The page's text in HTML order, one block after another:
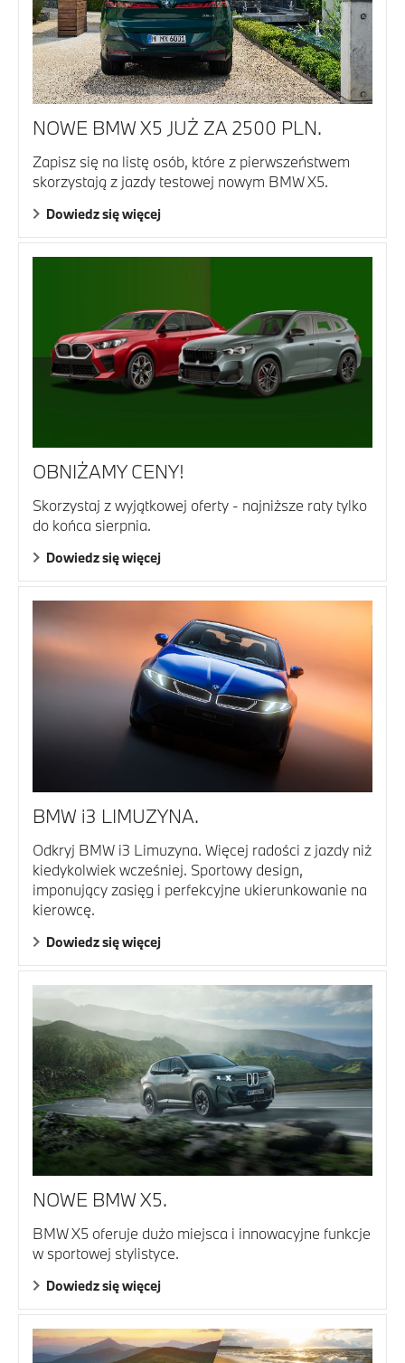
NOWE BMW X5 JUŻ ZA 2500 PLN.
Zapisz się na listę osób, które z pierwszeństwem
skorzystają z jazdy testowej nowym BMW X5.
Dowiedz się więcej
OBNIŻAMY CENY!
Skorzystaj z wyjątkowej oferty - najniższe raty tylko
do końca sierpnia.
Dowiedz się więcej
BMW i3 LIMUZYNA.
Odkryj BMW i3 Limuzyna. Więcej radości z jazdy niż
kiedykolwiek wcześniej. Sportowy design,
imponujący zasięg i perfekcyjne ukierunkowanie na
kierowcę.
Dowiedz się więcej
NOWE BMW X5.
BMW X5 oferuje dużo miejsca i innowacyjne funkcje
w sportowej stylistyce.
Dowiedz się więcej